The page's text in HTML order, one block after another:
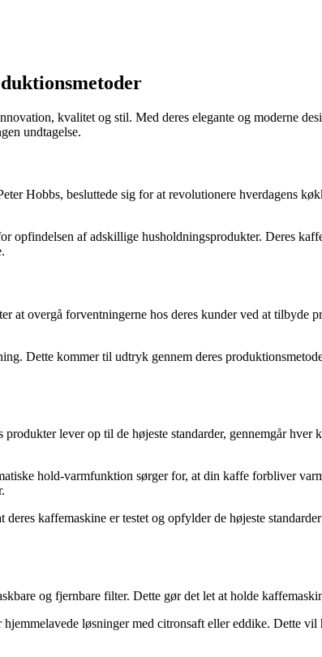
kvalitet og stil. Med deres elegante og moderne
undtagelse.
Hobbs, besluttede sig for at revolutionere hverdagens
af adskillige husholdningsprodukter. Deres
overgå forventningerne hos deres kunder ved at tilbyde
Dette kommer til udtryk gennem deres
lever op til de højeste standarder, gennemgår hver
hold-varmfunktion sørger for, at din kaffe forbliver
kaffemaskine er testet og opfylder de højeste
og fjernbare filter. Dette gør det let at holde
løsninger med citronsaft eller eddike. Dette